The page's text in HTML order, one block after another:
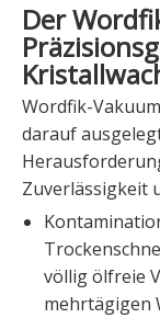
Der
Wordfik-
darauf
Zuverlässigkeit
völlig ölfreie
mehrtägigen